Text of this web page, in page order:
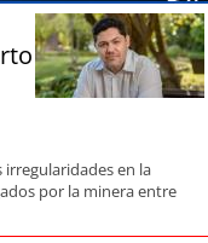
en la
por la minera entre